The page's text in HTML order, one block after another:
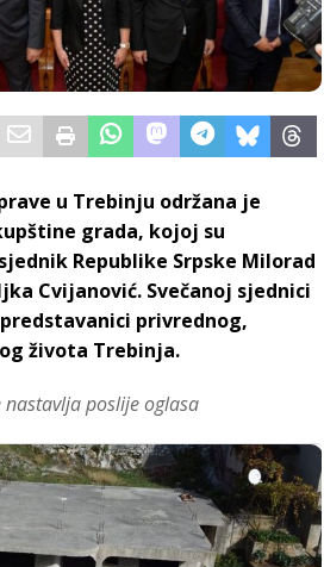
u Trebinju održana je
grada, kojoj su
Republike Srpske Milorad
Cvijanović. Svečanoj sjednici
privrednog,
života Trebinja.
nastavlja poslije oglasa